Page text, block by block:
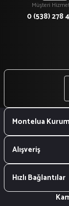
Müşteri
0 (538) 278
Montelua
Alışveriş
Hızlı Bağlantılar